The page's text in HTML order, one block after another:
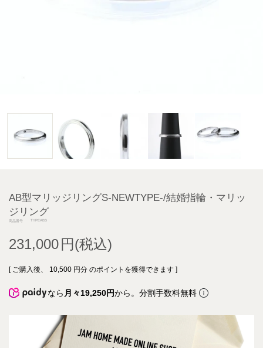
AB型マリッジリングS-NEWTYPE-/結婚指輪・マリッ
ジリング
商品番号 TYPEABS
231,000
[ ご購入後、 10,500 円分 のポイントを獲得できます ]
なら 月々19,250円から。分割手数料無料